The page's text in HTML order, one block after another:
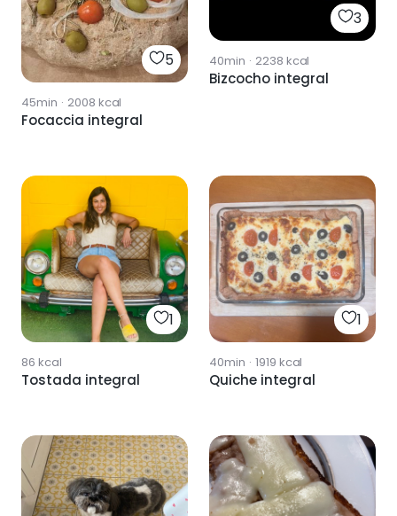
5
45min · 2008 kcal
Focaccia integral
3
40min · 2238 kcal
Bizcocho integral
1
86 kcal
Tostada integral
1
40min · 1919 kcal
Quiche integral